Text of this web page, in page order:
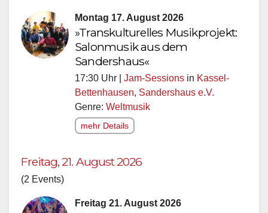
Montag 17. August 2026
»Transkulturelles Musikprojekt:
Salonmusik aus dem
Sandershaus«
17:30 Uhr | Jam-Sessions in Kassel-
Bettenhausen, Sandershaus e.V.
Genre: Weltmusik
mehr Details
Freitag, 21. August 2026
(2 Events)
Freitag 21. August 2026